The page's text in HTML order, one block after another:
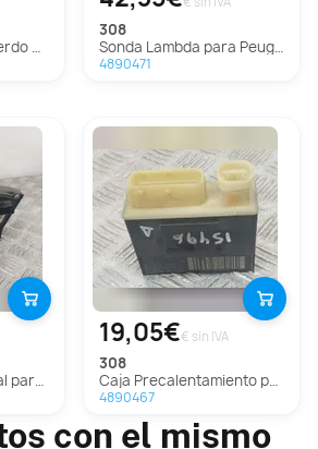
308
308
Sonda Lambda para Peugeot 308
4890471
308
19,05€€ sin IVA
308
Caja Precalentamiento para Peugeot 308
4890467
con el mismo